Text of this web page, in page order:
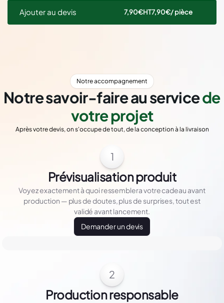
Ajouter au devis 7,90€HT7,90€/ pièce
Notre accompagnement
Notre savoir-faire au servicede
votre projet
Après votre devis, on s'occupe de tout, de la conception à la livraison
1
Prévisualisation produit
Voyez exactement à quoi ressemblera votre cadeau avant
production — plus de doutes, plus de surprises, tout est
validé avant lancement.
Demander un devis
2
Production responsable